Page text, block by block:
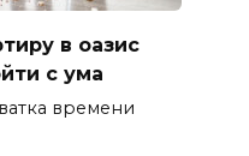
в оазис
с ума
времени